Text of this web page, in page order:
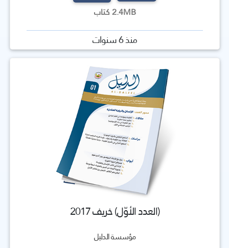
2.4MB كتاب
منذ 6 سنوات
(العدد الأوّل) خريف 2017
مؤسسة الدليل